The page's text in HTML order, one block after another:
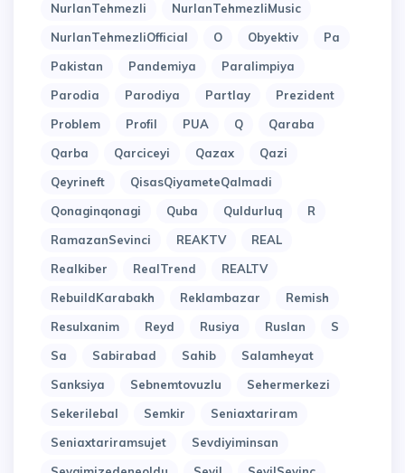
NurlanTehmezli
NurlanTehmezliMusic
NurlanTehmezliOfficial
O Obyektiv
Pa
Pakistan
Pandemiya
Paralimpiya
Parodia
Parodiya Partlay
Prezident
Problem
Profil PUA Q
Qaraba
Qarba
Qarciceyi Qazax
Qazi
Qeyrineft
QisasQiyameteQalmadi
Qonaginqonagi
Quba Quldurluq
R
RamazanSevinci
REAKTV
REAL
Realkiber
RealTrend
REALTV
RebuildKarabakh
Reklambazar
Remish
Resulxanim
Reyd Rusiya Ruslan
S
Sa
Sabirabad Sahib
Salamheyat
Sanksiya
Sebnemtovuzlu
Sehermerkezi
Sekerilebal
Semkir
Seniaxtariram
Seniaxtariramsujet
Sevdiyiminsan